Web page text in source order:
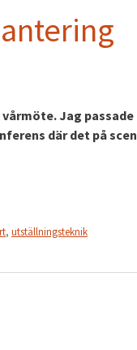
vårmöte. Jag passade
där det på scen
, utställningsteknik